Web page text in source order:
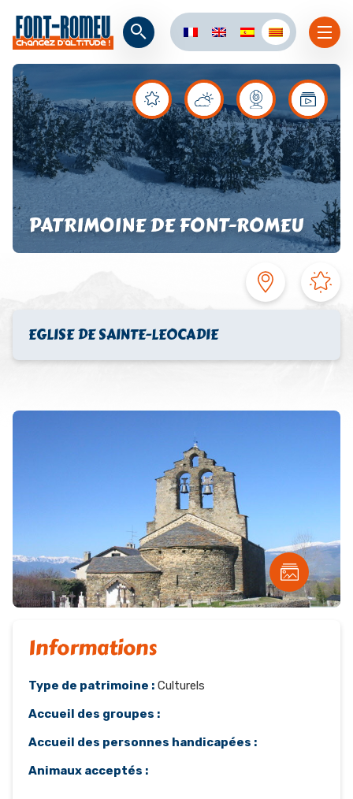
PATRIMOINE DE FONT-ROMEU
EGLISE DE SAINTE-LEOCADIE
Informations
Type de patrimoine : Culturels
Accueil des groupes :
Accueil des personnes handicapées :
Animaux acceptés :